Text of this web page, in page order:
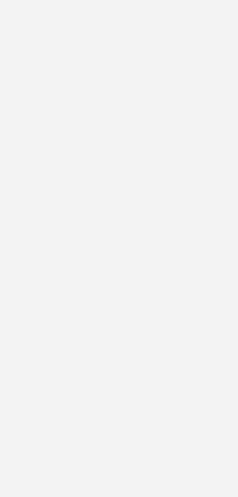
Kaltwasser nicht zum
sich auf über 25 °C erwärmt, kann mit
Ein Beispiel aus der
wie das verhindert